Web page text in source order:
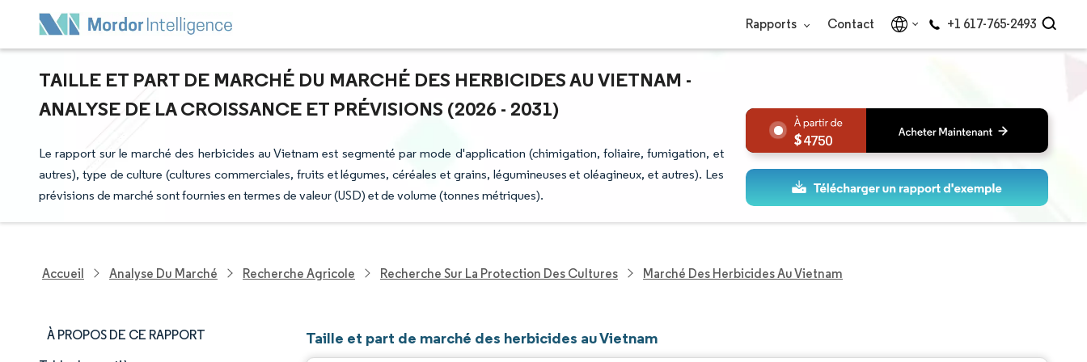
Rapports Contact +1 617-765-2493
TAILLE ET PART DE MARCHÉ DU MARCHÉ DES HERBICIDES AU VIETNAM -
ANALYSE DE LA CROISSANCE ET PRÉVISIONS (2026 - 2031)
Le rapport sur le marché des herbicides au Vietnam est segmenté par mode d'application (chimigation, foliaire, fumigation, et
autres), type de culture (cultures commerciales, fruits et légumes, céréales et grains, légumineuses et oléagineux, et autres). Les
prévisions de marché sont fournies en termes de valeur (USD) et de volume (tonnes métriques).
4750
Accueil Analyse Du Marché Recherche Agricole Recherche Sur La Protection Des Cultures Marché Des Herbicides Au Vietnam
À PROPOS DE CE RAPPORT Taille et part de marché des herbicides au Vietnam